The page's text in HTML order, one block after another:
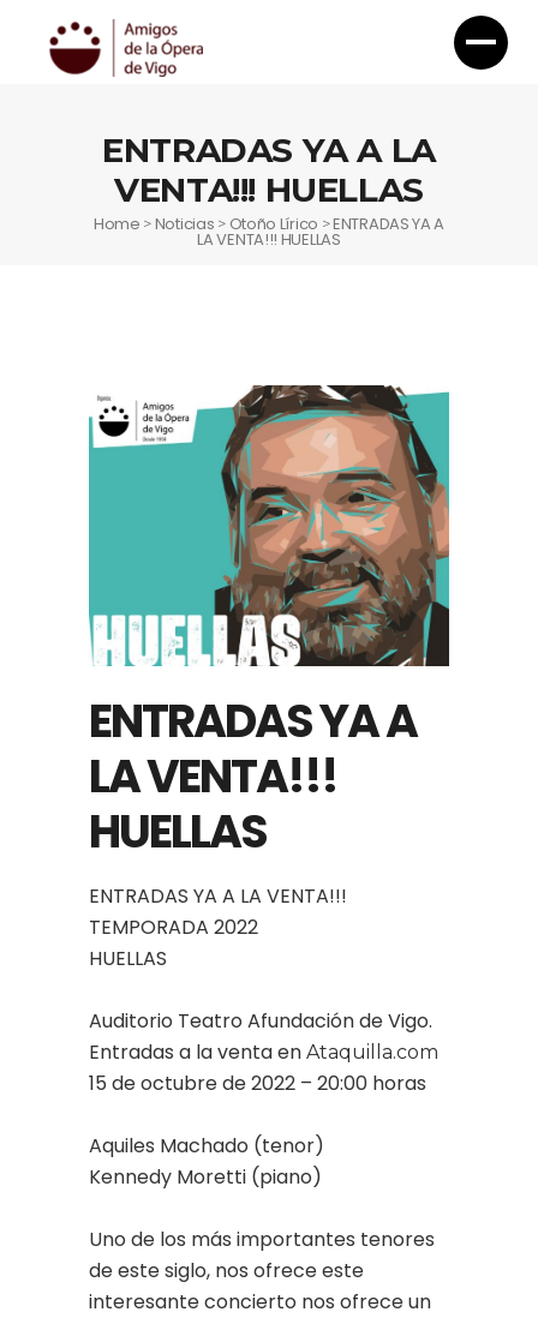
ENTRADAS YA A LA
VENTA!!! HUELLAS
Home >Noticias > Otoño Lírico >ENTRADAS YA A
LA VENTA!!! HUELLAS
ENTRADAS YA A
LA VENTA!!!
HUELLAS
ENTRADAS YA A LA VENTA!!!
TEMPORADA 2022
HUELLAS
Auditorio Teatro Afundación de Vigo.
Entradas a la venta en Ataquilla.com
15 de octubre de 2022 – 20:00 horas
Aquiles Machado (tenor)
Kennedy Moretti (piano)
Uno de los más importantes tenores
de este siglo, nos ofrece este
interesante concierto nos ofrece un